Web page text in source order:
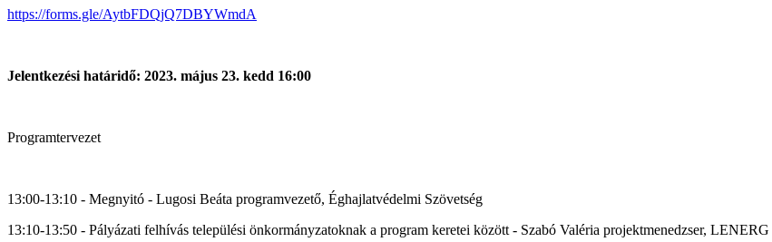
https://forms.gle/AytbFDQjQ7DBYWmdA
Jelentkezési határidő: 2023. május 23. kedd 16:00
Programtervezet
13:00-13:10 - Megnyitó - Lugosi Beáta programvezető, Éghajlatvédelmi Szövetség
13:10-13:50 - Pályázati felhívás települési önkormányzatoknak a program keretei között - Szabó Valéria projektmenedzser, LENERG